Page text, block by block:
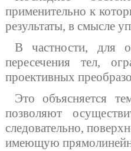
применительно к
результаты, в смысле
В частности, для
пересечения тел,
проективных
Это объясняется
позволяют
следовательно,
имеющую